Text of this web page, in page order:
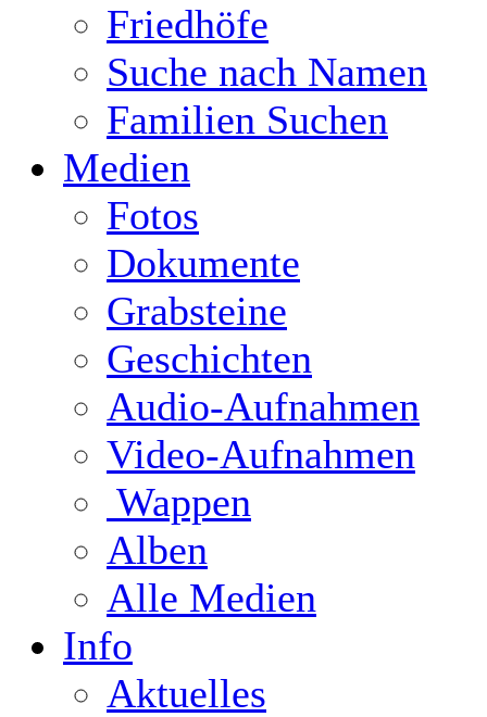
Friedhöfe
Suche nach Namen
Familien Suchen
Medien
Fotos
Dokumente
Grabsteine
Geschichten
Audio-Aufnahmen
Video-Aufnahmen
Wappen
Alben
Alle Medien
Info
Aktuelles